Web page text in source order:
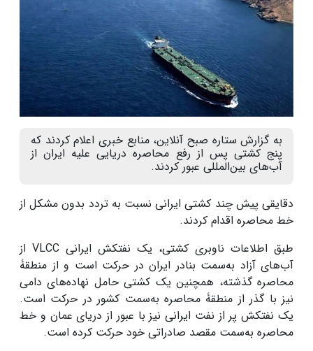
به گزارش ستاره صبح آنلاین، منابع خبری اعلام کردند که
پنج کشتی پس از رفع محاصره دریایی علیه ایران از
آب‌های بین‌المللی عبور کردند.
دقایقی پیش چند کشتی ایرانی نسبت به تردد بدون مشکل از
خط محاصره اقدام کردند.
طبق اطلاعات ناوبری کشتی، یک نفتکش ایرانی VLCC از
آب‌های آزاد به‌سمت بنادر ایران در حرکت است و از منطقۀ
محاصره گذشته، همچنین یک کشتی حامل نهاده‌های دامی‌
نیز با گذر از منطقۀ محاصره به‌سمت کشور در حرکت است.
یک نفتکش پر از نفت ایرانی نیز با عبور از دریای عمان و خط
محاصره به‌سمت مقصد صادراتی خود حرکت کرده است.